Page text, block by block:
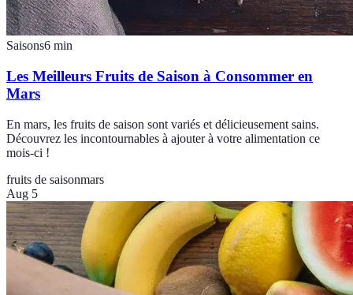
Saisons6 min
Les Meilleurs Fruits de Saison à Consommer en
Mars
En mars, les fruits de saison sont variés et délicieusement sains.
Découvrez les incontournables à ajouter à votre alimentation ce
mois-ci !
fruits de saisonmars
Aug 5